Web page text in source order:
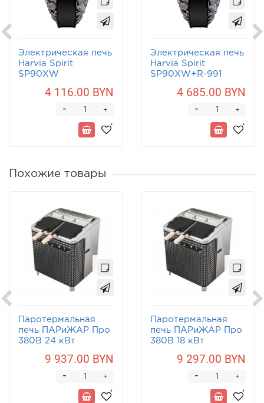
Электрическая печь
Harvia Spirit
SP90XW
4 116.00 BYN
+
-
Электрическая печь
Harvia Spirit
SP90XW+R-991
4 685.00 BYN
+
-
Похожие товары
Паротермальная
печь ПАРиЖАР Про
380В 24 кВт
9 937.00 BYN
+
-
Паротермальная
печь ПАРиЖАР Про
380В 18 кВт
9 297.00 BYN
+
-